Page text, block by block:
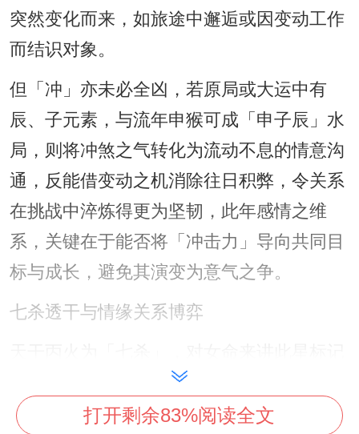
突然变化而来，如旅途中邂逅或因变动工作
而结识对象。
但「冲」亦未必全凶，若原局或大运中有
辰、子元素，与流年申猴可成「申子辰」水
局，则将冲煞之气转化为流动不息的情意沟
通，反能借变动之机消除往日积弊，令关系
在挑战中淬炼得更为坚韧，此年感情之维
系，关键在于能否将「冲击力」导向共同目
标与成长，避免其演变为意气之争。
七杀透干与情缘关系博弈
一段充斥亲密而热情与挑战的缘分，对方可
能具备强势、果决或社会地位突出的特质，
打开剩余83%阅读全文